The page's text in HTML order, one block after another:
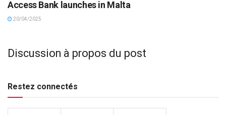
Access Bank launches in Malta
20/04/2025
Discussion à propos du post
Restez connectés